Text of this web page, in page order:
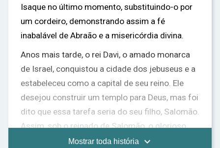
Isaque no último momento, substituindo-o por
um cordeiro, demonstrando assim a fé
inabalável de Abraão e a misericórdia divina.
Anos mais tarde, o rei Davi, o amado monarca
de Israel, conquistou a cidade dos jebuseus e a
estabeleceu como a capital de seu reino. Ele
desejou construir um templo para Deus, mas foi
dito que essa tarefa seria do seu filho, Salomão.
Assim, sob o reinado de Salomão, o glorioso
Templo de Jerusalém foi construído, tornando-
Mostrar toda história 